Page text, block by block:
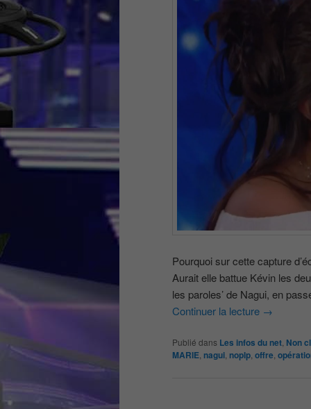
Pourquoi sur cette capture
Aurait elle battue Kévin les
les paroles’ de Nagui, en
Continuer la lecture →
Publié dans Les infos du net Non
MARIE nagui noplp offre